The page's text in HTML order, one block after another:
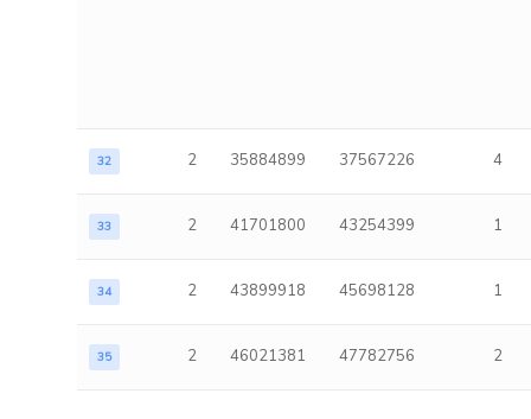
32 2 35884899 37567226 4
33 2 41701800 43254399 1
34 2 43899918 45698128 1
35 2 46021381 47782756 2